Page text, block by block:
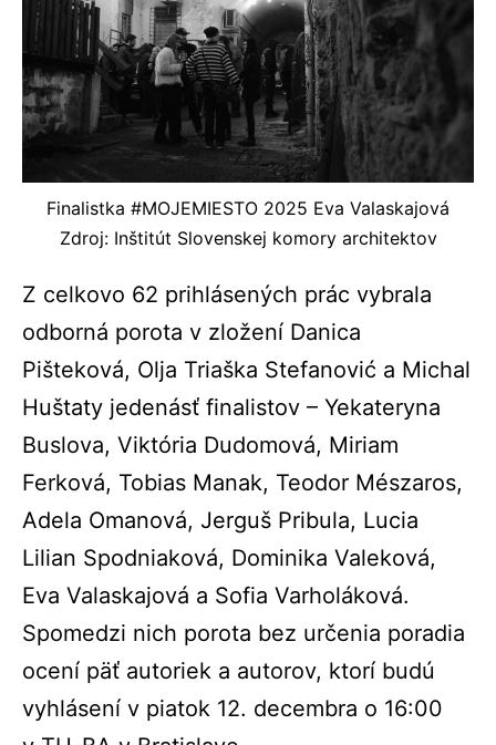
Finalistka #MOJEMIESTO 2025 Eva Valaskajová
Zdroj: Inštitút Slovenskej komory architektov
Z celkovo 62 prihlásených prác vybrala
odborná porota v zložení Danica
Pišteková, Olja Triaška Stefanović a Michal
Huštaty jedenásť finalistov – Yekateryna
Buslova, Viktória Dudomová, Miriam
Ferková, Tobias Manak, Teodor Mészaros,
Adela Omanová, Jerguš Pribula, Lucia
Lilian Spodniaková, Dominika Valeková,
Eva Valaskajová a Sofia Varholáková.
Spomedzi nich porota bez určenia poradia
ocení päť autoriek a autorov, ktorí budú
vyhlásení v piatok 12. decembra o 16:00